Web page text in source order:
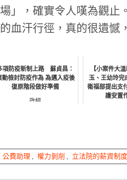
」，確實令人嘆為觀止
血汗行徑，真的很遺憾
項防疫新制上路 蘇貞昌：
動檢討防疫作為 為邁入疫後
復原階段做好準備
政經
【小案件大
玉、王幼玲完
衛福部提出支
護安置
公費助理 權力剝削 立法院的薪資制度